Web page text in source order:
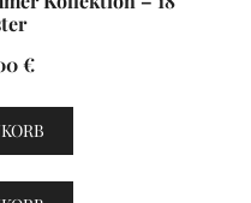
€
€Aktueller
ist:
32,00 €.